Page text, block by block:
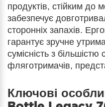
продуктів, стійким до
забезпечує
сторонніх запахів.
гарантує зручне
сумісність з більшістю
фляготримачів,
Ключові